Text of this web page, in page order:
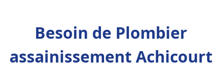
Besoin de Plombier
assainissement Achicourt